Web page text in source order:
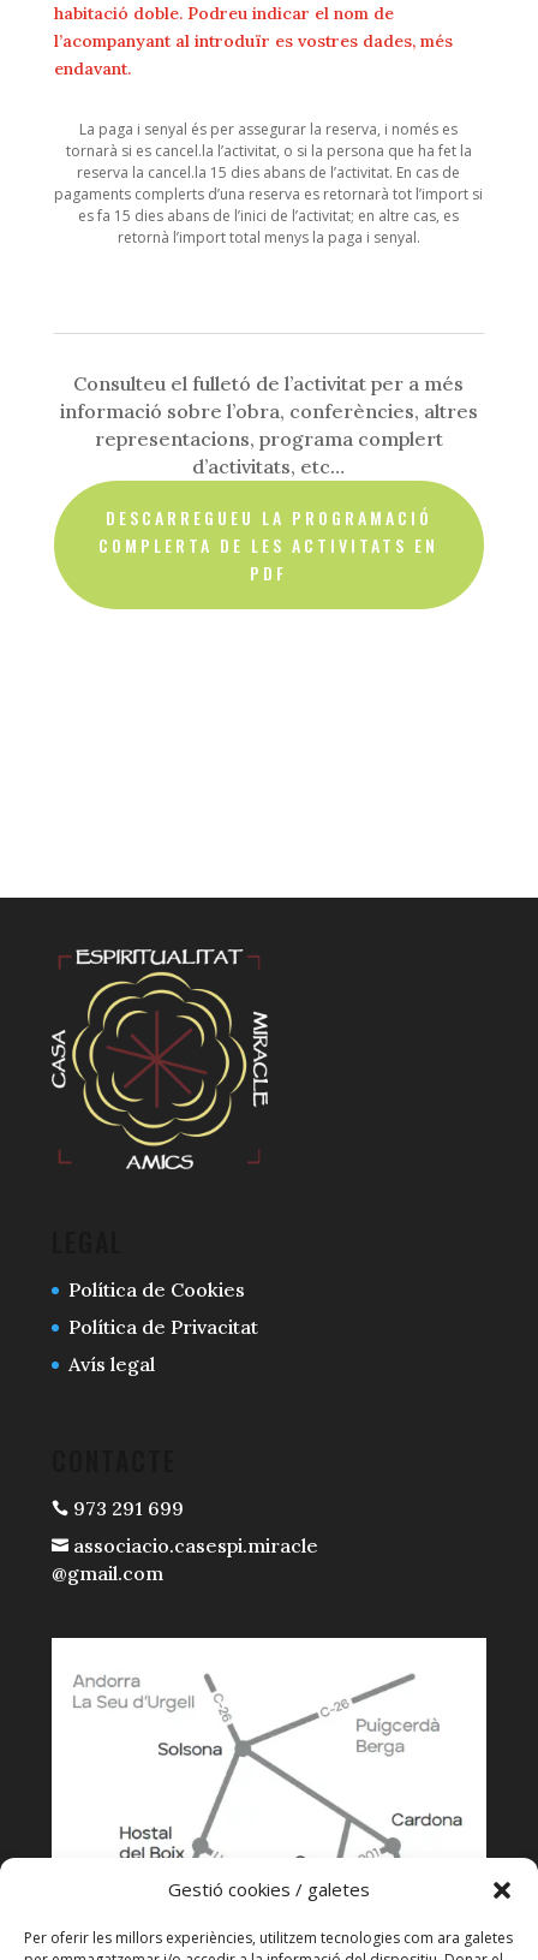
Gestió cookies / galetes
Per oferir les millors experiències, utilitzem tecnologies com ara galetes
habitació doble. Podreu indicar el nom de
l’acompanyant al introduïr es vostres dades, més
endavant.
La paga i senyal és per assegurar la reserva, i només es
tornarà si es cancel.la l’activitat, o si la persona que ha fet la
reserva la cancel.la 15 dies abans de l’activitat. En cas de
pagaments complerts d’una reserva es retornarà tot l’import si
es fa 15 dies abans de l’inici de l’activitat; en altre cas, es
retornà l’import total menys la paga i senyal.
Consulteu el fulletó de l’activitat per a més
informació sobre l’obra, conferències, altres
representacions, programa complert
d’activitats, etc…
DESCARREGUEU LA PROGRAMACIÓ
COMPLERTA DE LES ACTIVITATS EN
PDF
Política de Cookies
Política de Privacitat
Avís legal
973 291 699
associacio.casespi.miracle
@gmail.com